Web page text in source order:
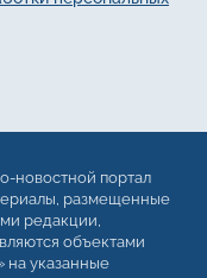
новостной портал
размещенные
редакции,
объектами
на указанные